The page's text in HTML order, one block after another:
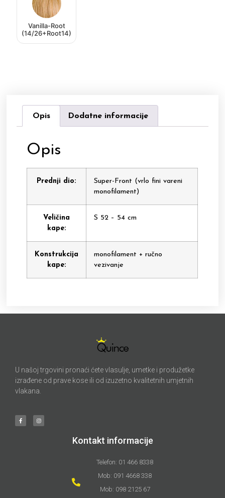
Vanilla-Root
(14/26+Root14)
Opis Dodatne informacije
Opis
Prednji dio:
Super-Front (vrlo fini vareni
monofilament)
Veličina
kape:
S 52 – 54 cm
Konstrukcija
kape:
monofilament + ručno
vezivanje
U našoj trgovini pronaći ćete vlasulje, umetke i produžetke
izrađene od prave kose ili od izuzetno kvalitetnih umjetnih
vlakana.
Kontakt informacije
Telefon: 01 466 8338
Mob: 091 4668 338
Mob: 098 2125 67